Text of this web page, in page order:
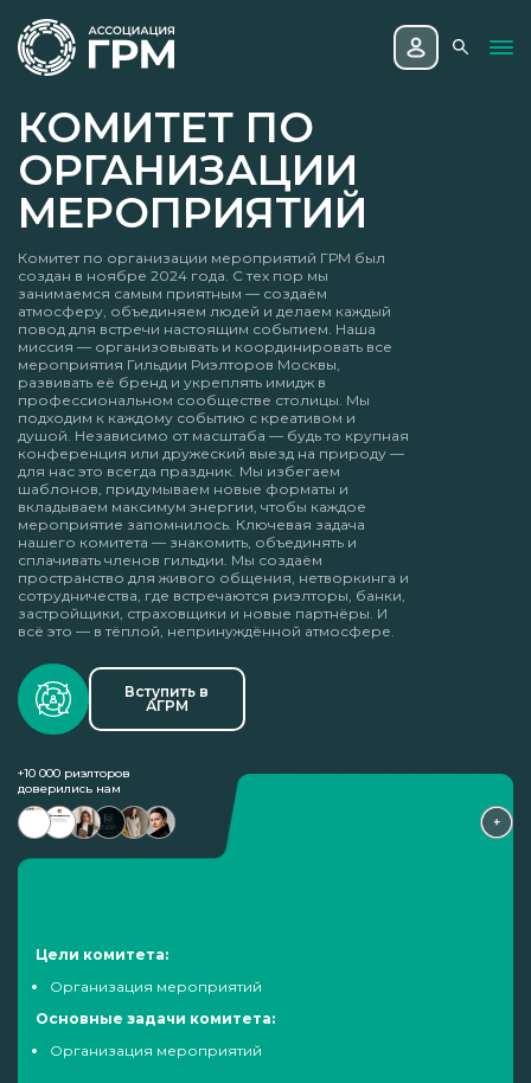
КОМИТЕТ ПО
ОРГАНИЗАЦИИ
МЕРОПРИЯТИЙ
Комитет по организации мероприятий ГРМ был
создан в ноябре 2024 года. С тех пор мы
занимаемся самым приятным — создаём
атмосферу, объединяем людей и делаем каждый
повод для встречи настоящим событием. Наша
миссия — организовывать и координировать все
мероприятия Гильдии Риэлторов Москвы,
развивать её бренд и укреплять имидж в
профессиональном сообществе столицы. Мы
подходим к каждому событию с креативом и
душой. Независимо от масштаба — будь то крупная
конференция или дружеский выезд на природу —
для нас это всегда праздник. Мы избегаем
шаблонов, придумываем новые форматы и
вкладываем максимум энергии, чтобы каждое
мероприятие запомнилось. Ключевая задача
нашего комитета — знакомить, объединять и
сплачивать членов гильдии. Мы создаём
пространство для живого общения, нетворкинга и
сотрудничества, где встречаются риэлторы, банки,
застройщики, страховщики и новые партнёры. И
всё это — в тёплой, непринуждённой атмосфере.
Вступить в
АГРМ
+10 000 риэлторов
доверились нам
Цели комитета:
Организация мероприятий
Основные задачи комитета:
Организация мероприятий